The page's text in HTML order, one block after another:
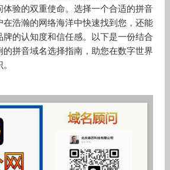
体验的双重使命。选择一个合适的拼音
在浩瀚的网络海洋中快速找到您，还能
的认知度和信任感。以下是一份结合
拼音域名选择指南，助您在数字世界